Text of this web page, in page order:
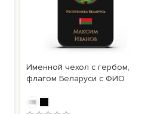
Именной чехол с гербом,
флагом Беларуси с ФИО